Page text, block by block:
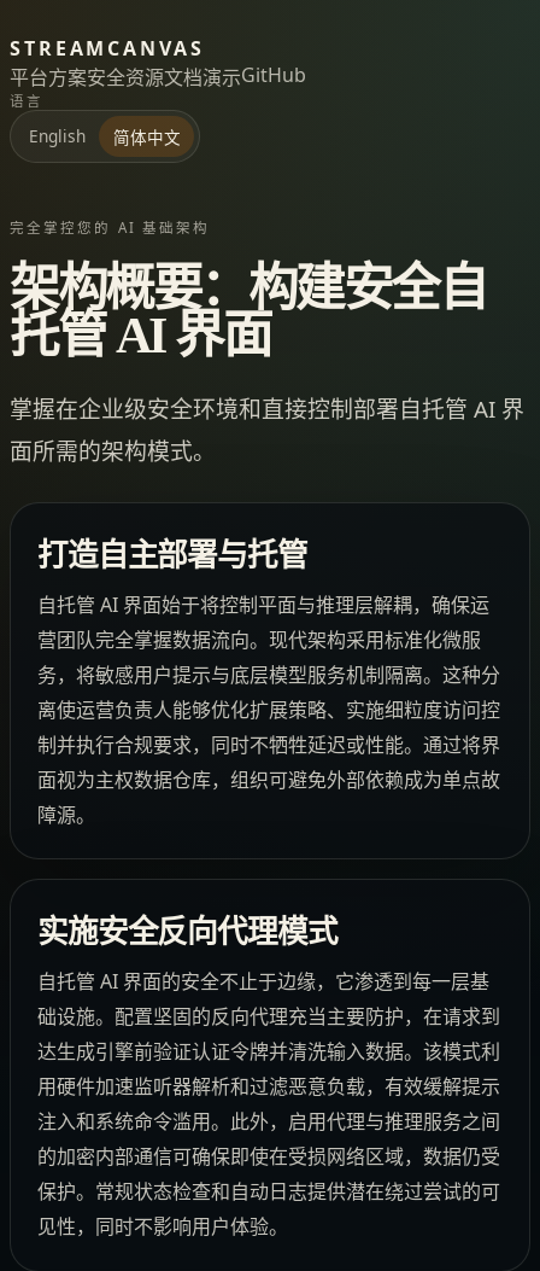
STREAMCANVAS
平台方案安全资源文档演示GitHub
语言
English 简体中文
完全掌控您的 AI 基础架构
架构概要：构建安全自
托管 AI 界面
掌握在企业级安全环境和直接控制部署自托管 AI 界
面所需的架构模式。
打造自主部署与托管
自托管 AI 界面始于将控制平面与推理层解耦，确保运
营团队完全掌握数据流向。现代架构采用标准化微服
务，将敏感用户提示与底层模型服务机制隔离。这种分
离使运营负责人能够优化扩展策略、实施细粒度访问控
制并执行合规要求，同时不牺牲延迟或性能。通过将界
面视为主权数据仓库，组织可避免外部依赖成为单点故
障源。
实施安全反向代理模式
自托管 AI 界面的安全不止于边缘，它渗透到每一层基
础设施。配置坚固的反向代理充当主要防护，在请求到
达生成引擎前验证认证令牌并清洗输入数据。该模式利
用硬件加速监听器解析和过滤恶意负载，有效缓解提示
注入和系统命令滥用。此外，启用代理与推理服务之间
的加密内部通信可确保即使在受损网络区域，数据仍受
保护。常规状态检查和自动日志提供潜在绕过尝试的可
见性，同时不影响用户体验。